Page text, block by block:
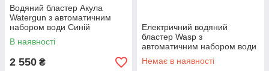
Водяний бластер Акула
Watergun з автоматичним
набором води Синій
В наявності
2 550 ₴
Електричний водяний
бластер Wasp з
автоматичним набором води
акумуляторний - Дитячі
іграшки
Немає в наявності